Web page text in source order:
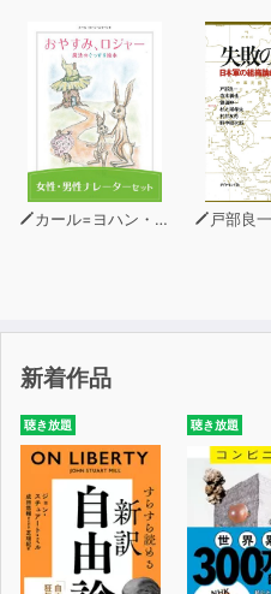
カール=ヨハン・エリーン 戸部良一
新着作品
聴き放題 聴き放題